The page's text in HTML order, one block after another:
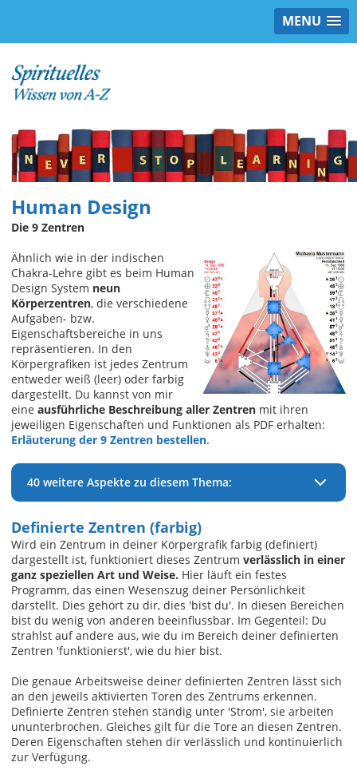
MENU
Human Design
Die 9 Zentren
Ähnlich wie in der indischen
Chakra-Lehre gibt es beim Human
Design System neun
Körperzentren, die verschiedene
Aufgaben- bzw.
Eigenschaftsbereiche in uns
repräsentieren. In den
Körpergrafiken ist jedes Zentrum
entweder weiß (leer) oder farbig
dargestellt. Du kannst von mir
eine ausführliche Beschreibung aller Zentren mit ihren
jeweiligen Eigenschaften und Funktionen als PDF erhalten:
Erläuterung der 9 Zentren bestellen.
40 weitere Aspekte zu diesem Thema:
Definierte Zentren (farbig)
Wird ein Zentrum in deiner Körpergrafik farbig (definiert)
dargestellt ist, funktioniert dieses Zentrum verlässlich in einer
ganz speziellen Art und Weise. Hier läuft ein festes
Programm, das einen Wesenszug deiner Persönlichkeit
darstellt. Dies gehört zu dir, dies 'bist du'. In diesen Bereichen
bist du wenig von anderen beeinflussbar. Im Gegenteil: Du
strahlst auf andere aus, wie du im Bereich deiner definierten
Zentren 'funktionierst', wie du hier bist.
Die genaue Arbeitsweise deiner definierten Zentren lässt sich
an den jeweils aktivierten Toren des Zentrums erkennen.
Definierte Zentren stehen ständig unter 'Strom', sie arbeiten
ununterbrochen. Gleiches gilt für die Tore an diesen Zentren.
Deren Eigenschaften stehen dir verlässlich und kontinuierlich
zur Verfügung.